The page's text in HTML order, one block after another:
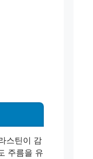
스틴이 감
주름을 유